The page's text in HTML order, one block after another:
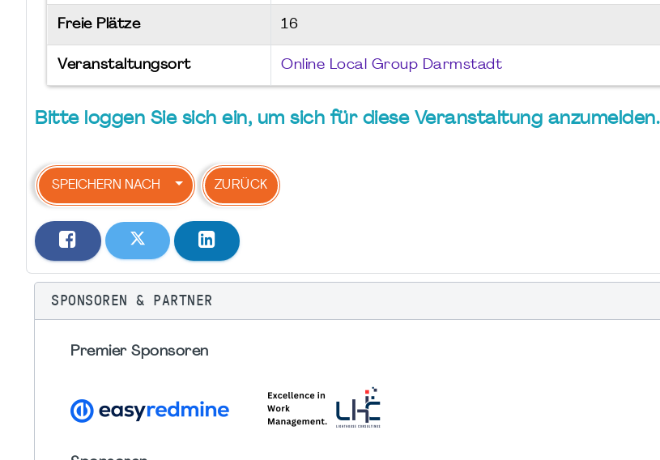
Freie Plätze 16
Veranstaltungsort Online Local Group Darmstadt
Bitte loggen Sie sich ein, um sich für diese Veranstaltung anzumelden.
SPEICHERN NACH ZURÜCK
SPONSOREN & PARTNER
Premier Sponsoren